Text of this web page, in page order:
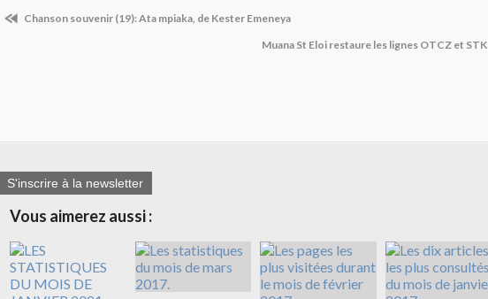
Chanson souvenir (19): Ata mpiaka, de Kester Emeneya
Muana St Eloi restaure les lignes OTCZ et STK
S'inscrire à la newsletter
Vous aimerez aussi :